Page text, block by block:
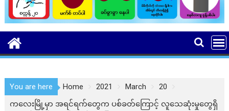
You are here Home 2021 March
20
ကလေးမြို့မှာ အရင်ရက်တွေက ပစ်ခတ်ကြောင့် လူသေဆုံးမှုတွေရှိ